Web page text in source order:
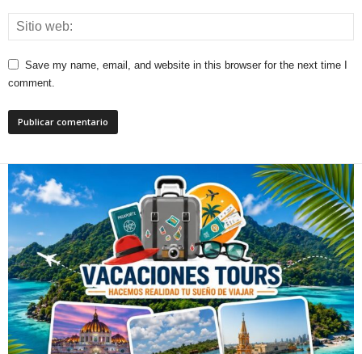
Save my name, email, and website in this browser for the next time I
comment.